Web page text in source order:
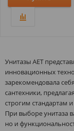
Унитазы AET
инновационных
зарекомендовала
сантехники,
строгим стандартам
При выборе унитаза
но и